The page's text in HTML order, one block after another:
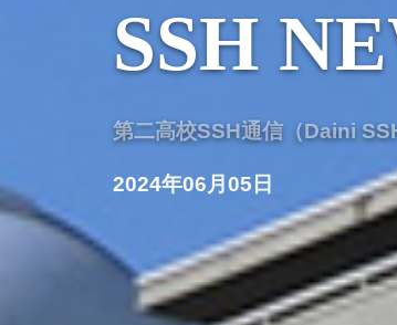
SSH
第二高校SSH通信（Daini
2024年06月05日